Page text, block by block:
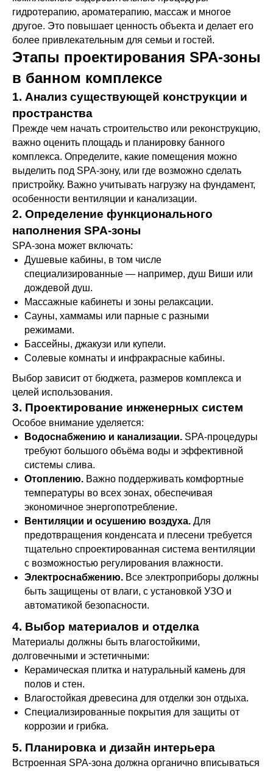
гидротерапию, ароматерапию, массаж и многое
другое. Это повышает ценность объекта и делает его
более привлекательным для семьи и гостей.
Этапы проектирования SPA-зоны
в банном комплексе
1. Анализ существующей конструкции и
пространства
Прежде чем начать строительство или реконструкцию,
важно оценить площадь и планировку банного
комплекса. Определите, какие помещения можно
выделить под SPA-зону, или где возможно сделать
пристройку. Важно учитывать нагрузку на фундамент,
особенности вентиляции и канализации.
2. Определение функционального
наполнения SPA-зоны
SPA-зона может включать:
Душевые кабины, в том числе
специализированные — например, душ Виши или
дождевой душ.
Массажные кабинеты и зоны релаксации.
Сауны, хаммамы или парные с разными
режимами.
Бассейны, джакузи или купели.
Солевые комнаты и инфракрасные кабины.
Выбор зависит от бюджета, размеров комплекса и
целей использования.
3. Проектирование инженерных систем
Особое внимание уделяется:
Водоснабжению и канализации. SPA-процедуры
требуют большого объёма воды и эффективной
системы слива.
Отоплению. Важно поддерживать комфортные
температуры во всех зонах, обеспечивая
экономичное энергопотребление.
Вентиляции и осушению воздуха. Для
предотвращения конденсата и плесени требуется
тщательно спроектированная система вентиляции
с возможностью регулирования влажности.
Электроснабжению. Все электроприборы должны
быть защищены от влаги, с установкой УЗО и
автоматикой безопасности.
4. Выбор материалов и отделка
Материалы должны быть влагостойкими,
долговечными и эстетичными:
Керамическая плитка и натуральный камень для
полов и стен.
Влагостойкая древесина для отделки зон отдыха.
Специализированные покрытия для защиты от
коррозии и грибка.
5. Планировка и дизайн интерьера
Встроенная SPA-зона должна органично вписываться